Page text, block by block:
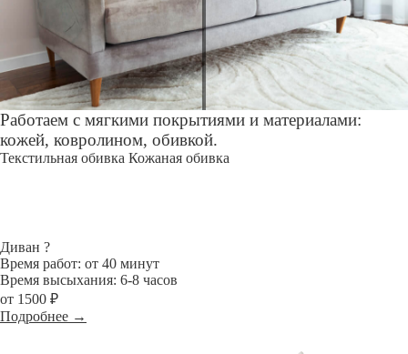
Работаем с мягкими покрытиями и материалами:
кожей, ковролином, обивкой.
Текстильная обивка Кожаная обивка
Диван ?
Время работ: от 40 минут
Время высыхания: 6-8 часов
от 1500 ₽
Подробнее →